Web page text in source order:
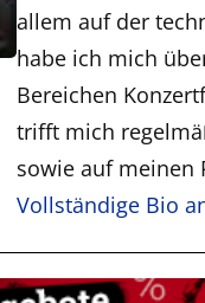
allem auf der
habe ich mich
Bereichen
trifft mich
sowie auf meinen
Vollständige Bio